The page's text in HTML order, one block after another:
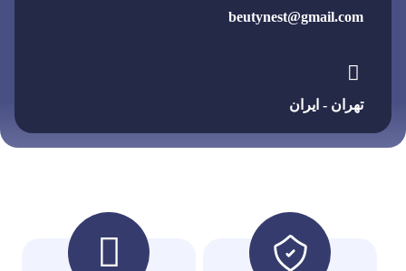
beutynest@gmail.com
تهران - ایران